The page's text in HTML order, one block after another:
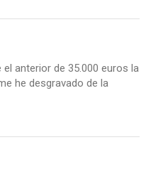
anterior de 35.000 euros la
he desgravado de la